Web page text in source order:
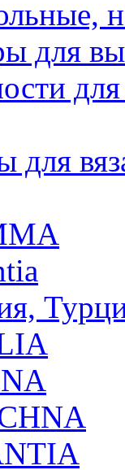
для
для